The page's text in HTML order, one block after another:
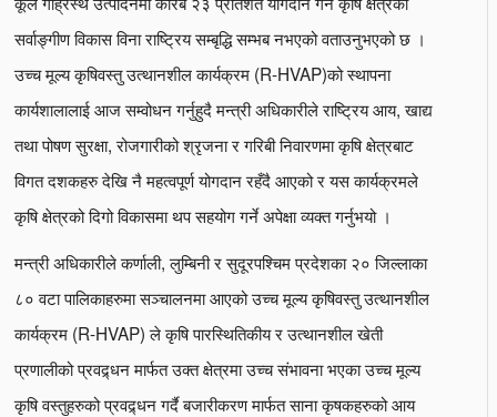
सर्वाङ्गीण विकास विना राष्ट्रिय सम्बृद्धि सम्भब नभएको वताउनुभएको छ ।
उच्च मूल्य कृषिवस्तु उत्थानशील कार्यक्रम (R-HVAP)को स्थापना
कार्यशालालाई आज सम्वोधन गर्नुहुदै मन्त्री अधिकारीले राष्ट्रिय आय, खाद्य
तथा पोषण सुरक्षा, रोजगारीको श्रृजना र गरिबी निवारणमा कृषि क्षेत्रबाट
विगत दशकहरु देखि नै महत्वपूर्ण योगदान रहँदै आएको र यस कार्यक्रमले
कृषि क्षेत्रको दिगो विकासमा थप सहयोग गर्ने अपेक्षा व्यक्त गर्नुभयो ।
मन्त्री अधिकारीले कर्णाली, लुम्बिनी र सुदूरपश्चिम प्रदेशका २० जिल्लाका
८० वटा पालिकाहरुमा सञ्चालनमा आएको उच्च मूल्य कृषिवस्तु उत्थानशील
कार्यक्रम (R-HVAP) ले कृषि पारस्थितिकीय र उत्थानशील खेती
प्रणालीको प्रवद्र्धन मार्फत उक्त क्षेत्रमा उच्च संभावना भएका उच्च मूल्य
कृषि वस्तुहरुको प्रवद्र्धन गर्दै बजारीकरण मार्फत साना कृषकहरुको आय